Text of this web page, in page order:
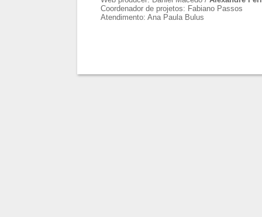
Coordenador de projetos: Fabiano Passos
Atendimento: Ana Paula Bulus